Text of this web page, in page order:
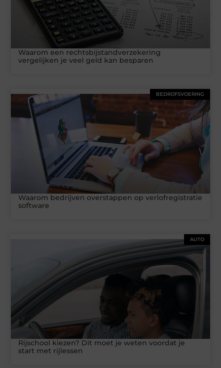
Waarom een rechtsbijstandverzekering
vergelijken je veel geld kan besparen
BEDRIJFSVOERING
Waarom bedrijven overstappen op verlofregistratie
software
AUTO
Rijschool kiezen? Dit moet je weten voordat je
start met rijlessen